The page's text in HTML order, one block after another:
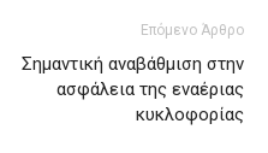
Επόμενο Άρθρο
Σημαντική αναβάθμιση στην
ασφάλεια της εναέριας
κυκλοφορίας